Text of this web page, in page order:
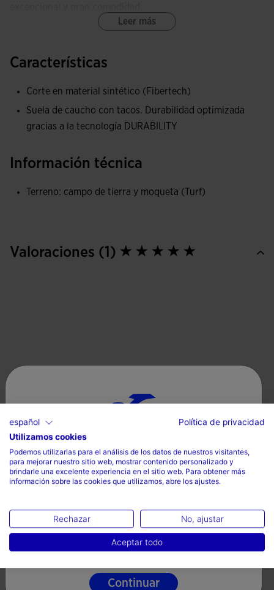
ritmo activo de los niños.
La suela es de caucho DURABILITY de alta calidad con
buena resistencia al desgaste por abrasión y agarre a la
superficie. Con estructura multitaco que disminuye la
Leer más
Características
Corte en material sintético (Fibertech)
Suela de caucho con tacos. Durabilidad optimizada
gracias a la tecnología DURABILITY
Información técnica
Terreno: campo de tierra y moqueta (Turf)
Valoraciones (1)
Selecciona tu país e idioma
País
España
Idioma
Español
Continuar
español
Política de privacidad
Utilizamos cookies
Podemos utilizarlas para el análisis de los datos de nuestros visitantes,
para mejorar nuestro sitio web, mostrar contenido personalizado y
brindarle una excelente experiencia en el sitio web. Para obtener más
información sobre las cookies que utilizamos, abre los ajustes.
Rechazar No, ajustar
Aceptar todo